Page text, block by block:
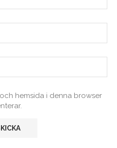
hemsida i denna browser